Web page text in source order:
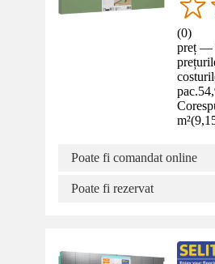
(0)
preț —
pac.
m²(
Poate fi comandat online
Poate fi rezervat